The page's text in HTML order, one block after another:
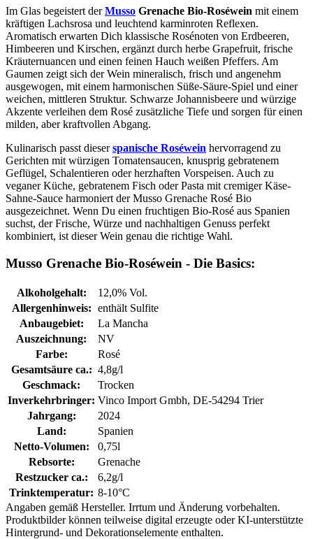
Im Glas begeistert derMusso Grenache Bio-Roséwein mit einem
kräftigen Lachsrosa und leuchtend karminroten Reflexen.
Aromatisch erwarten Dich klassische Rosénoten von Erdbeeren,
Himbeeren und Kirschen, ergänzt durch herbe Grapefruit, frische
Kräuternuancen und einen feinen Hauch weißen Pfeffers. Am
Gaumen zeigt sich der Wein mineralisch, frisch und angenehm
ausgewogen, mit einem harmonischen Süße-Säure-Spiel und einer
weichen, mittleren Struktur. Schwarze Johannisbeere und würzige
Akzente verleihen dem Rosé zusätzliche Tiefe und sorgen für einen
milden, aber kraftvollen Abgang.
Kulinarisch passt dieserspanische Roséwein hervorragend zu
Gerichten mit würzigen Tomatensaucen, knusprig gebratenem
Geflügel, Schalentieren oder herzhaften Vorspeisen. Auch zu
veganer Küche, gebratenem Fisch oder Pasta mit cremiger Käse-
Sahne-Sauce harmoniert der Musso Grenache Rosé Bio
ausgezeichnet. Wenn Du einen fruchtigen Bio-Rosé aus Spanien
suchst, der Frische, Würze und nachhaltigen Genuss perfekt
kombiniert, ist dieser Wein genau die richtige Wahl.
Musso Grenache Bio-Roséwein - Die Basics:
Alkoholgehalt:
12,0% Vol.
Allergenhinweis: enthält Sulfite
Anbaugebiet:
La Mancha
Auszeichnung:
NV
Farbe:
Rosé
Gesamtsäure ca.: 4,8g/l
Geschmack:
Trocken
Inverkehrbringer: Vinco Import Gmbh, DE-54294 Trier
Jahrgang:
2024
Land:
Spanien
Netto-Volumen:
0,75l
Rebsorte:
Grenache
Restzucker ca.:
6,2g/l
Trinktemperatur: 8-10°C
Angaben gemäß Hersteller. Irrtum und Änderung vorbehalten.
Produktbilder können teilweise digital erzeugte oder KI-unterstützte
Hintergrund- und Dekorationselemente enthalten.